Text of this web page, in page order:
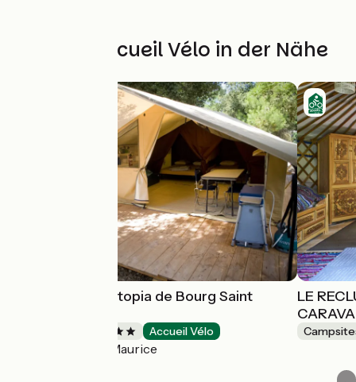
Weitere Accueil Vélo in der Nähe
Les Chalets Huttopia de Bourg Saint
Accueil Vélo
Bourg-Saint-Maurice
LE